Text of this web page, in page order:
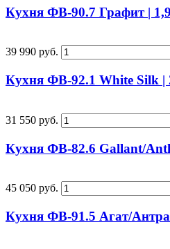
Кухня ФВ-90.7 Графит |
39 990 руб.
Кухня ФВ-92.1 White Silk |
31 550 руб.
Кухня ФВ-82.6 Gallant/
45 050 руб.
Кухня ФВ-91.5 Агат/